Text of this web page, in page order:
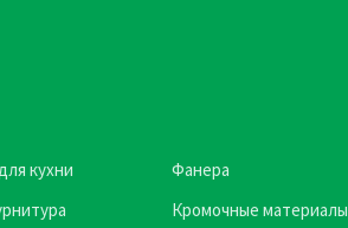
кухни
Фанера
Кромочные материалы